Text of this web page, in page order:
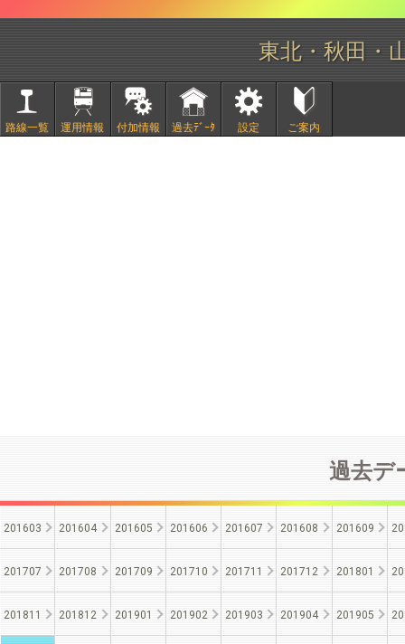
東北・秋田・
路線一覧 運用情報 付加情報 過去ﾃﾞｰﾀ 設定 ご案内
過去デ
201603 201604 201605 201606 201607 201608 201609
201707 201708 201709 201710 201711 201712 201801
201811 201812 201901 201902 201903 201904 201905